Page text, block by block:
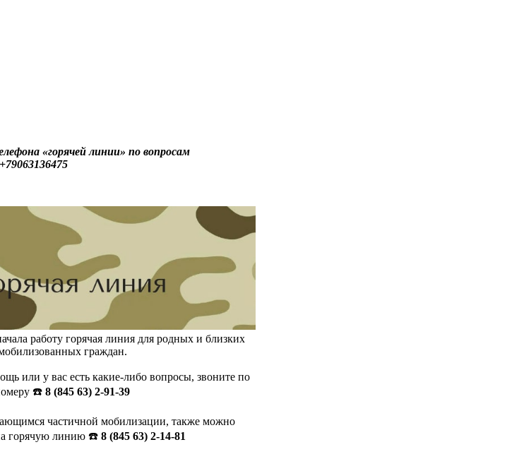
«горячей линии» по вопросам
работу горячая линия для родных и близких
граждан.
или у вас есть какие-либо вопросы, звоните по
☎️ 8 (845 63) 2-91-39
частичной мобилизации, также можно
горячую линию ☎️ 8 (845 63) 2-14-81